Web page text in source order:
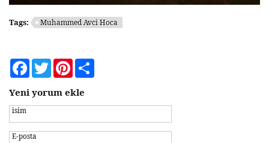
Tags: Muhammed Avci Hoca
FacebookTwitterPinterest
Yeni yorum ekle
isim
E-posta